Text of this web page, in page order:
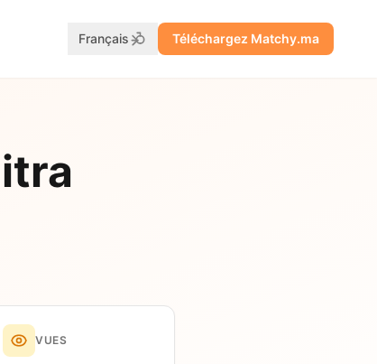
Français Téléchargez Matchy.ma
VUES